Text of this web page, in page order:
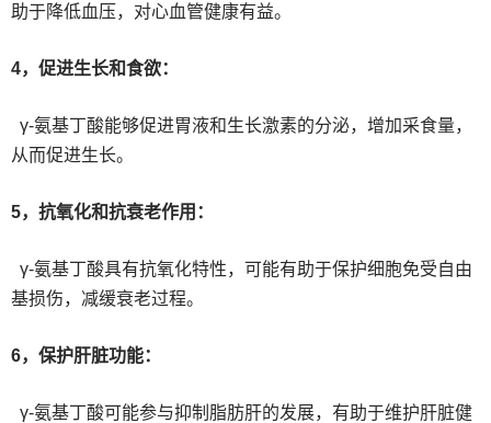
助于降低血压，对心血管健康有益。
4，促进生长和食欲：
γ-氨基丁酸能够促进胃液和生长激素的分泌，增加采食量，
从而促进生长。
5，抗氧化和抗衰老作用：
γ-氨基丁酸具有抗氧化特性，可能有助于保护细胞免受自由
基损伤，减缓衰老过程。
6，保护肝脏功能：
γ-氨基丁酸可能参与抑制脂肪肝的发展，有助于维护肝脏健